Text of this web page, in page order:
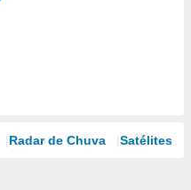
Radar de Chuva Satélites